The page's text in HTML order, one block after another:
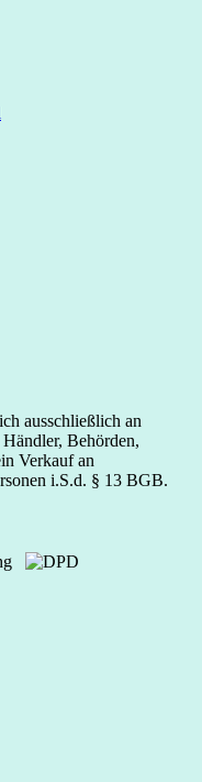
ausschließlich an
Behörden,
Verkauf an
i.S.d. § 13 BGB.